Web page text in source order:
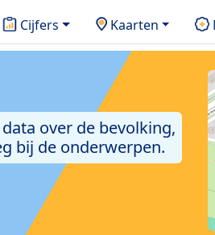
Cijfers Kaarten
over de bevolking,
bij de onderwerpen.